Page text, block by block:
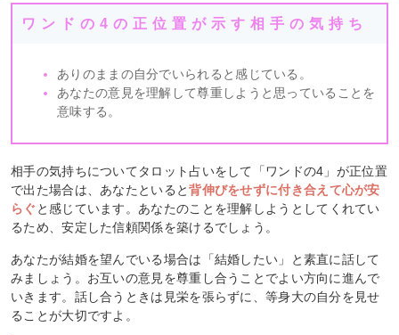
ワンドの4の正位置が示す相手の気持ち
ありのままの自分でいられると感じている。
あなたの意見を理解して尊重しようと思っていることを
意味する。
相手の気持ちについてタロット占いをして「ワンドの4」が正位置
で出た場合は、あなたといると背伸びをせずに付き合えて心が安
らぐ と感じています。あなたのことを理解しようとしてくれてい
るため、安定した信頼関係を築けるでしょう。
あなたが結婚を望んでいる場合は「結婚したい」と素直に話して
みましょう。お互いの意見を尊重し合うことでよい方向に進んで
いきます。話し合うときは見栄を張らずに、等身大の自分を見せ
ることが大切ですよ。